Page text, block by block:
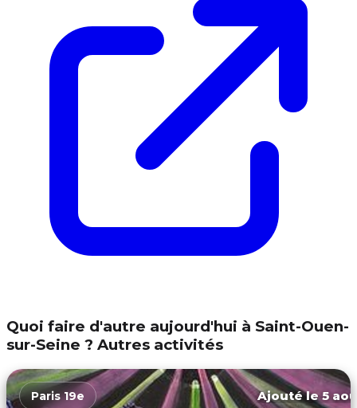
Quoi faire d'autre aujourd'hui à Saint-Ouen-
sur-Seine ? Autres activités
Paris 19e Ajouté le 5